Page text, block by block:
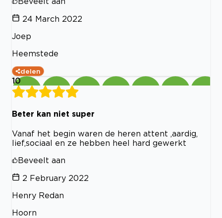
24 March 2022
Joep
Heemstede
delen
10
Beter kan niet super
Vanaf het begin waren de heren attent ,aardig,
lief,sociaal en ze hebben heel hard gewerkt
Beveelt aan
2 February 2022
Henry Redan
Hoorn